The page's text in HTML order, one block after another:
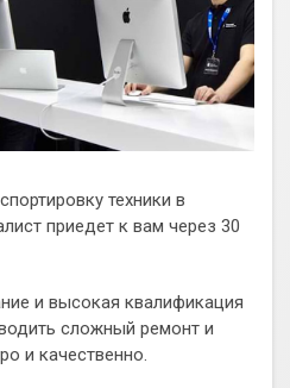
техники в
приедет к вам через 30
и высокая квалификация
сложный ремонт и
и качественно.